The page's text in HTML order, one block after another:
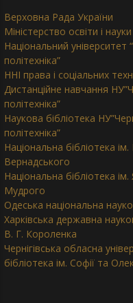
Верховна Рада України
Міністерство освіти і
Національний університет
політехніка”
ННІ права і соціальних
Дистанційне навчання
політехніка”
Наукова бібліотека
політехніка”
Національна бібліотека ім.
Вернадського
Національна бібліотека
Мудрого
Одеська національна
Харківська державна
В. Г. Короленка
Чернігівська обласна
бібліотека ім. Софії та